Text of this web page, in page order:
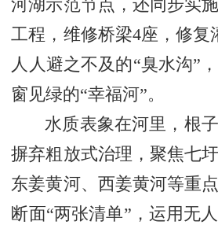
河湖示范节点，还同步实
工程，维修桥梁4座，修复
人人避之不及的“臭水沟”
窗见绿的“幸福河”。
水质表象在河里，根
摒弃粗放式治理，聚焦七
东姜黄河、西姜黄河等重
断面“两张清单”，运用无